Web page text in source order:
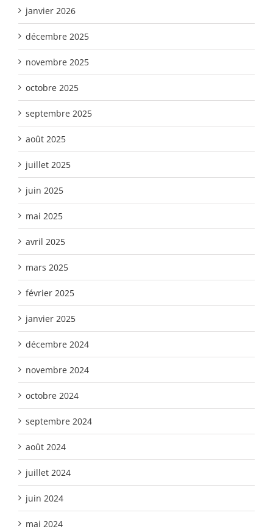
janvier 2026
décembre 2025
novembre 2025
octobre 2025
septembre 2025
août 2025
juillet 2025
juin 2025
mai 2025
avril 2025
mars 2025
février 2025
janvier 2025
décembre 2024
novembre 2024
octobre 2024
septembre 2024
août 2024
juillet 2024
juin 2024
mai 2024